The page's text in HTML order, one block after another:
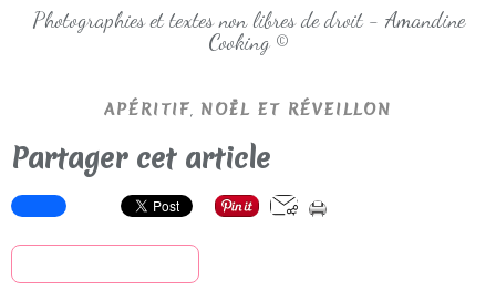
Photographies et textes non libres de droit - Amandine
Cooking ©
APÉRITIF, NOËL ET RÉVEILLON
Partager cet article